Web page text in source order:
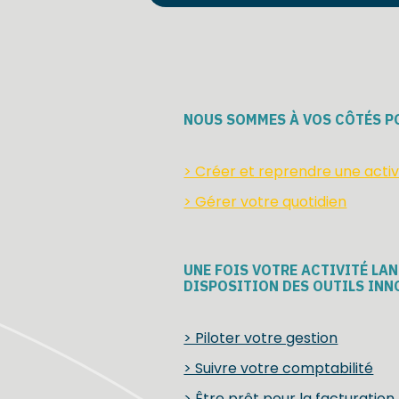
NOUS SOMMES À VOS CÔTÉS
> Créer et reprendre une
> Gérer votre quotidien
UNE FOIS VOTRE ACTIVITÉ
DISPOSITION DES OUTILS
> Piloter votre gestion
> Suivre votre comptabilité